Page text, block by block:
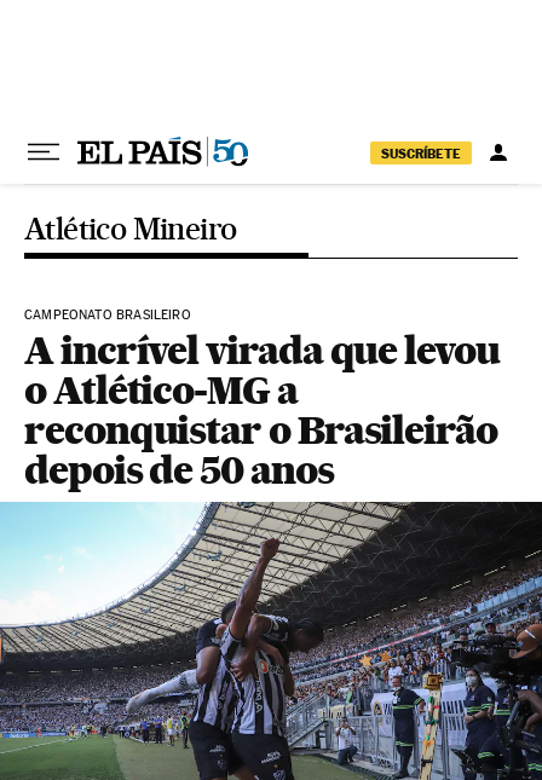
SUSCRÍBETE
Atlético Mineiro
CAMPEONATO BRASILEIRO
A incrível virada que levou
o Atlético-MG a
reconquistar o Brasileirão
depois de 50 anos